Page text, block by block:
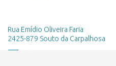
Rua Emídio Oliveira Faria
2425-879 Souto da Carpalhosa